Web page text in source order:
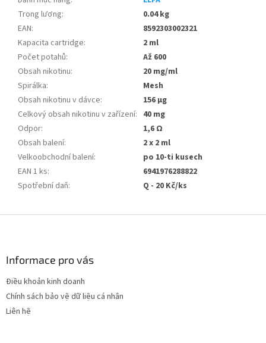
Trọng lượng:
0.04 kg
EAN:
8592303002321
Kapacita cartridge:
2 ml
Počet potahů:
Až 600
Obsah nikotinu:
20 mg/ml
Spirálka:
Mesh
Obsah nikotinu v dávce:
156 µg
Celkový obsah nikotinu v zařízení: 40 mg
Odpor:
1,6 Ω
Obsah balení:
2 x 2 ml
Velkoobchodní balení:
po 10-ti kusech
EAN 1 ks:
6941976288822
Spotřební daň: Q - 20 Kč/ks
n
Informace pro vás
Điều khoản kinh doanh
Chính sách bảo vệ dữ liệu cá nhân
Liên hệ